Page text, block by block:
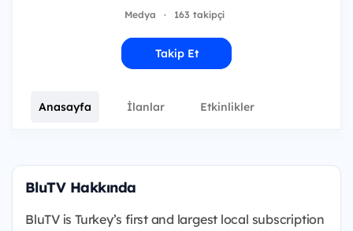
Medya · 163 takipçi
Takip Et
Anasayfa İlanlar Etkinlikler
BluTV Hakkında
BluTV is Turkey’s first and largest local subscription